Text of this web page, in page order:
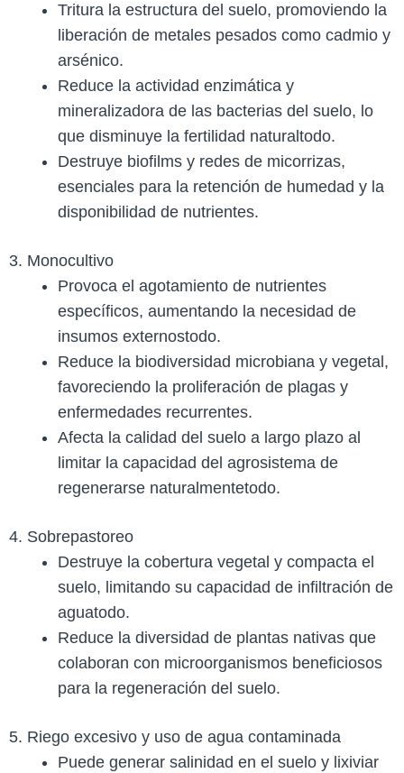
Tritura la estructura del suelo, promoviendo la
liberación de metales pesados como cadmio y
arsénico​.
Reduce la actividad enzimática y
mineralizadora de las bacterias del suelo, lo
que disminuye la fertilidad natural​todo.
Destruye biofilms y redes de micorrizas,
esenciales para la retención de humedad y la
disponibilidad de nutrientes​.
3. Monocultivo
Provoca el agotamiento de nutrientes
específicos, aumentando la necesidad de
insumos externos​todo.
Reduce la biodiversidad microbiana y vegetal,
favoreciendo la proliferación de plagas y
enfermedades recurrentes​.
Afecta la calidad del suelo a largo plazo al
limitar la capacidad del agrosistema de
regenerarse naturalmente​todo.
4. Sobrepastoreo
Destruye la cobertura vegetal y compacta el
suelo, limitando su capacidad de infiltración de
agua​todo.
Reduce la diversidad de plantas nativas que
colaboran con microorganismos beneficiosos
para la regeneración del suelo​.
5. Riego excesivo y uso de agua contaminada
Puede generar salinidad en el suelo y lixiviar